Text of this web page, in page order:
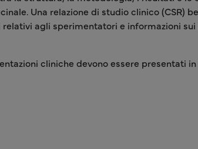
Una relazione di studio clinico
agli sperimentatori e informazioni
cliniche devono essere presentati